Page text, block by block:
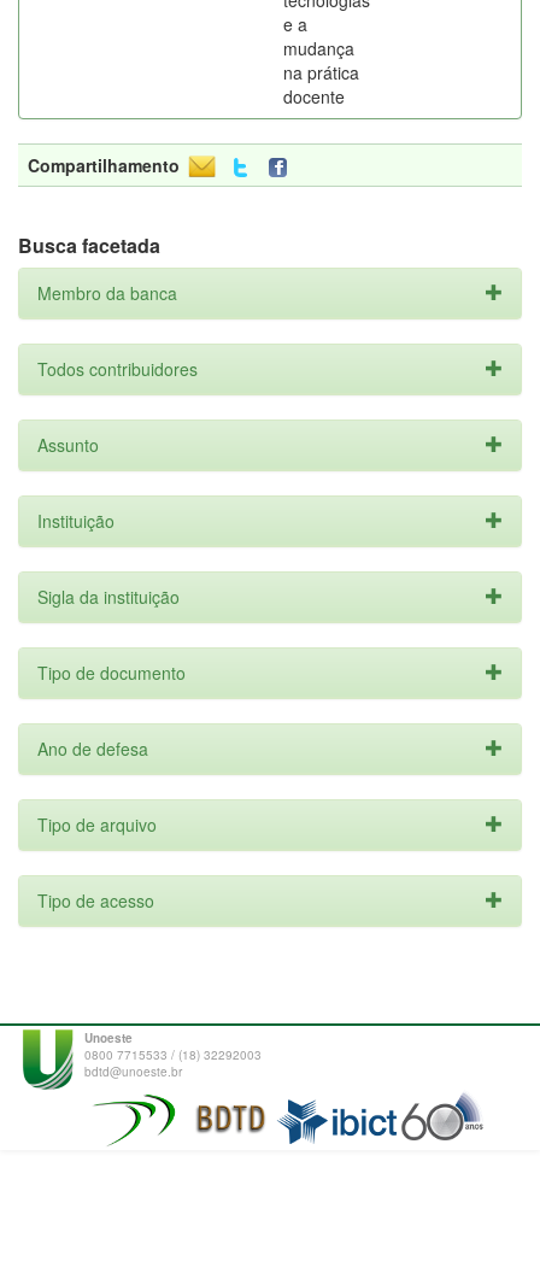
e a
mudança
na prática
docente
Compartilhamento
Busca facetada
Membro da banca
Todos contribuidores
Assunto
Instituição
Sigla da instituição
Tipo de documento
Ano de defesa
Tipo de arquivo
Tipo de acesso
Unoeste
0800 7715533 / (18) 32292003
bdtd@unoeste.br